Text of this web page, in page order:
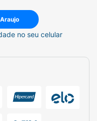
no seu celular